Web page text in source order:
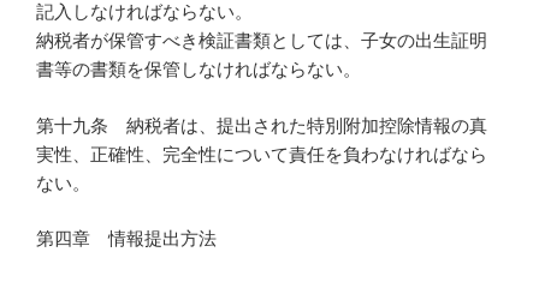
記入しなければならない。
納税者が保管すべき検証書類としては、子女の出生証明
書等の書類を保管しなければならない。
第十九条 納税者は、提出された特別附加控除情報の真
実性、正確性、完全性について責任を負わなければなら
ない。
第四章 情報提出方法